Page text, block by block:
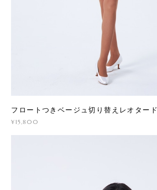
フロートつきベージュ切り替えレオタード
¥15,800